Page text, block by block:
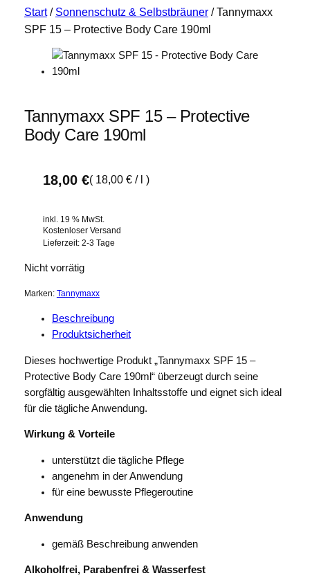
Start/ Sonnenschutz & Selbstbräuner/ Tannymaxx
SPF 15 – Protective Body Care 190ml
Tannymaxx SPF 15 – Protective
Body Care 190ml
18,00 €( 18,00 €/ )
inkl. 19 % MwSt.
Kostenloser Versand
Lieferzeit: 2-3 Tage
Nicht vorrätig
Marken: Tannymaxx
Beschreibung
Produktsicherheit
Dieses hochwertige Produkt „Tannymaxx SPF 15 –
Protective Body Care 190ml“ überzeugt durch seine
sorgfältig ausgewählten Inhaltsstoffe und eignet sich ideal
für die tägliche Anwendung.
Wirkung & Vorteile
unterstützt die tägliche Pflege
angenehm in der Anwendung
für eine bewusste Pflegeroutine
Anwendung
gemäß Beschreibung anwenden
Alkoholfrei, Parabenfrei & Wasserfest